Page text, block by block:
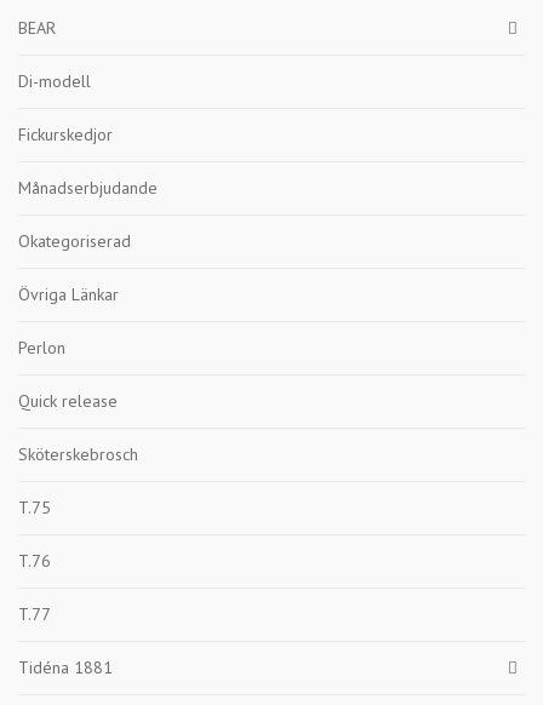
BEAR
Di-modell
Fickurskedjor
Månadserbjudande
Okategoriserad
Övriga Länkar
Perlon
Quick release
Sköterskebrosch
T.75
T.76
T.77
Tidéna 1881